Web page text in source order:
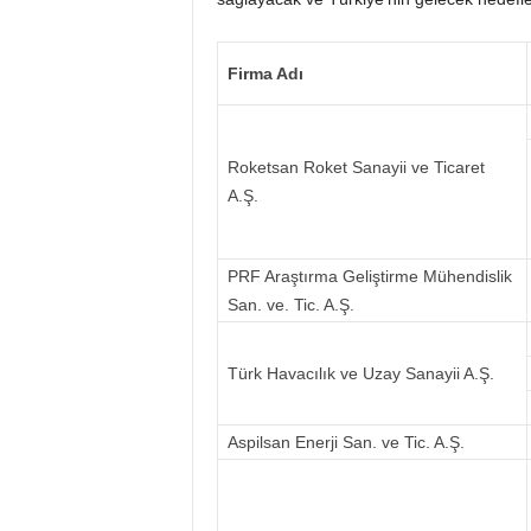
Firma Adı
Roketsan Roket Sanayii ve Ticaret
A.Ş.
PRF Araştırma Geliştirme Mühendislik
San. ve. Tic. A.Ş.
Türk Havacılık ve Uzay Sanayii A.Ş.
Aspilsan Enerji San. ve Tic. A.Ş.